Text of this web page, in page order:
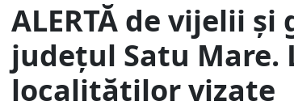
ALERTĂ de vijelii
județul Satu Mare.
localităților vizate